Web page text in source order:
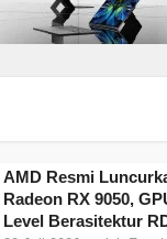
AMD Resmi
Radeon RX 9050,
Level Berasitektur